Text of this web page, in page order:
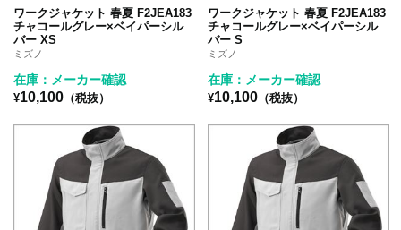
ワークジャケット 春夏 F2JEA183
チャコールグレー×ベイパーシル
バー XS
ミズノ
在庫：メーカー確認
¥10,100 （税抜）
ワークジャケット 春夏 F2JEA183
チャコールグレー×ベイパーシル
バー S
ミズノ
在庫：メーカー確認
¥10,100 （税抜）